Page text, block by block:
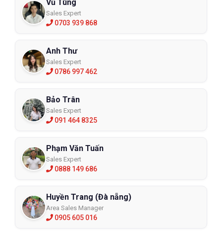
Vũ Tùng
Sales Expert
0703 939 868
Anh Thư
Sales Expert
0786 997 462
Bảo Trân
Sales Expert
091 464 8325
Phạm Văn Tuấn
Sales Expert
0888 149 686
Huyền Trang (Đà nẵng)
Area Sales Manager
0905 605 016